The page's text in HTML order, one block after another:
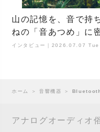
山の記憶を、音で持
ねの「音あつめ」に
インタビュー｜2026.07.07 Tue
ホーム ＞ 音響機器 ＞ Bluetooth
アナログオーディオ